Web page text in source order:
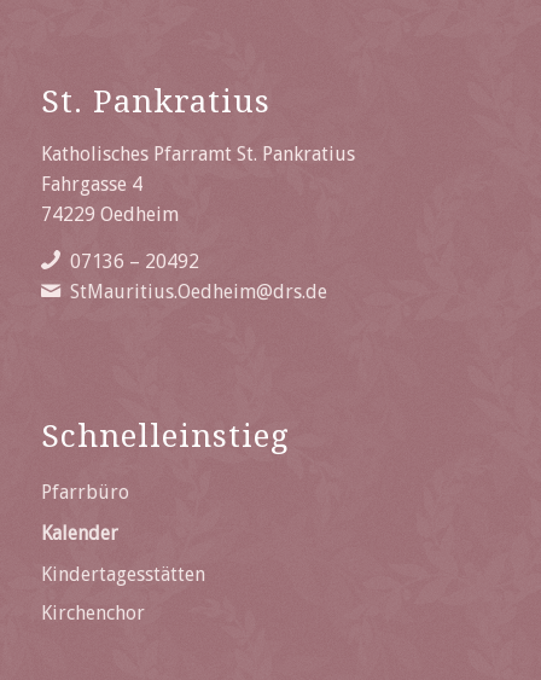
St. Pankratius
Katholisches Pfarramt St. Pankratius
Fahrgasse 4
74229 Oedheim
07136 – 20492
StMauritius.Oedheim@drs.de
Schnelleinstieg
Pfarrbüro
Kalender
Kindertagesstätten
Kirchenchor